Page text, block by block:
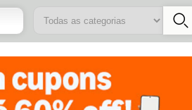
Todas as categorias